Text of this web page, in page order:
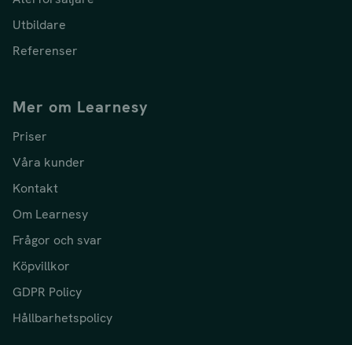
Utbildare
Referenser
Mer om Learnesy
Priser
Våra kunder
Kontakt
Om Learnesy
Frågor och svar
Köpvillkor
GDPR Policy
Hållbarhetspolicy